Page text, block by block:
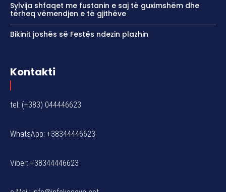
Sylvija shfaqet me fustanin e saj të guximshëm dhe
tërheq vëmendjen e të gjithëve
Bikinit joshës së Festës ndezin plazhin
Kontakti
tel: (+383) 044446623
WhatsApp: +38344446623
Viber: +38344446623